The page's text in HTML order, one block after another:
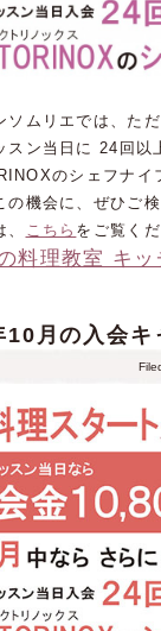
ソムリエでは、た
スン当日に 24回
のシェフナイ
の機会に、ぜひご
こちら をご覧く
料理教室 キ
10月の入会キ